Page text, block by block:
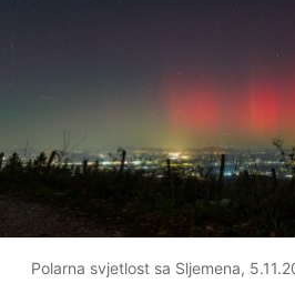
Polarna svjetlost sa Sljemena,